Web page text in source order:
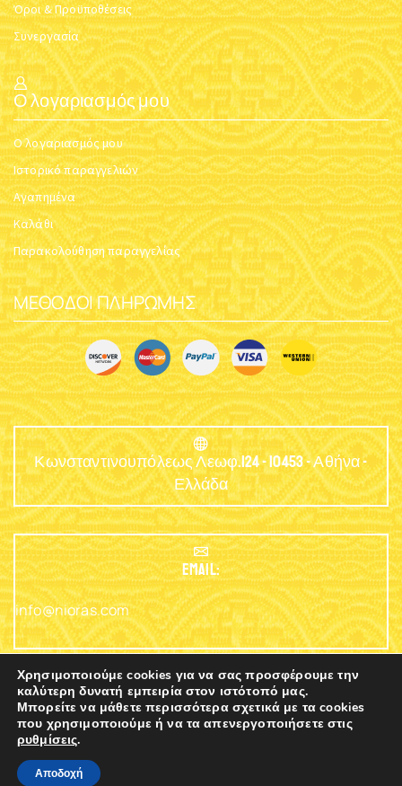
Όροι & Προϋποθέσεις
Συνεργασία
Ο λογαριασμός μου
Ο λογαριασμός μου
Ιστορικό παραγγελιών
Αγαπημένα
Καλάθι
Παρακολούθηση παραγγελίας
ΜΈΘΟΔΟΙ ΠΛΗΡΩΜΉΣ
Κωνσταντινουπόλεως Λεωφ.124 - 10453 - Αθήνα -
Ελλάδα
EMAIL:
info@nioras.com
Τηλέφωνο: +30.2103230345
Copyright © 2003 - 2025 Nioras.com - Powered
Χρησιμοποιούμε cookies για να σας προσφέρουμε την
καλύτερη δυνατή εμπειρία στον ιστότοπό μας.
Μπορείτε να μάθετε περισσότερα σχετικά με τα cookies
που χρησιμοποιούμε ή να τα απενεργοποιήσετε στις
ρυθμίσεις.
Αποδοχή